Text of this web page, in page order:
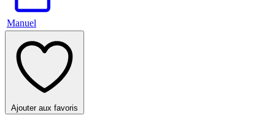
Manuel
Ajouter aux favoris